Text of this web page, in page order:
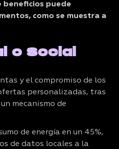
beneficios puede
como se muestra a
o Social
y el compromiso de los
personalizadas, tras
mecanismo de
de energía en un 45%,
de datos locales a la